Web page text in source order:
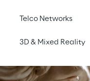
Telco Networks
3D & Mixed Reality
Investors